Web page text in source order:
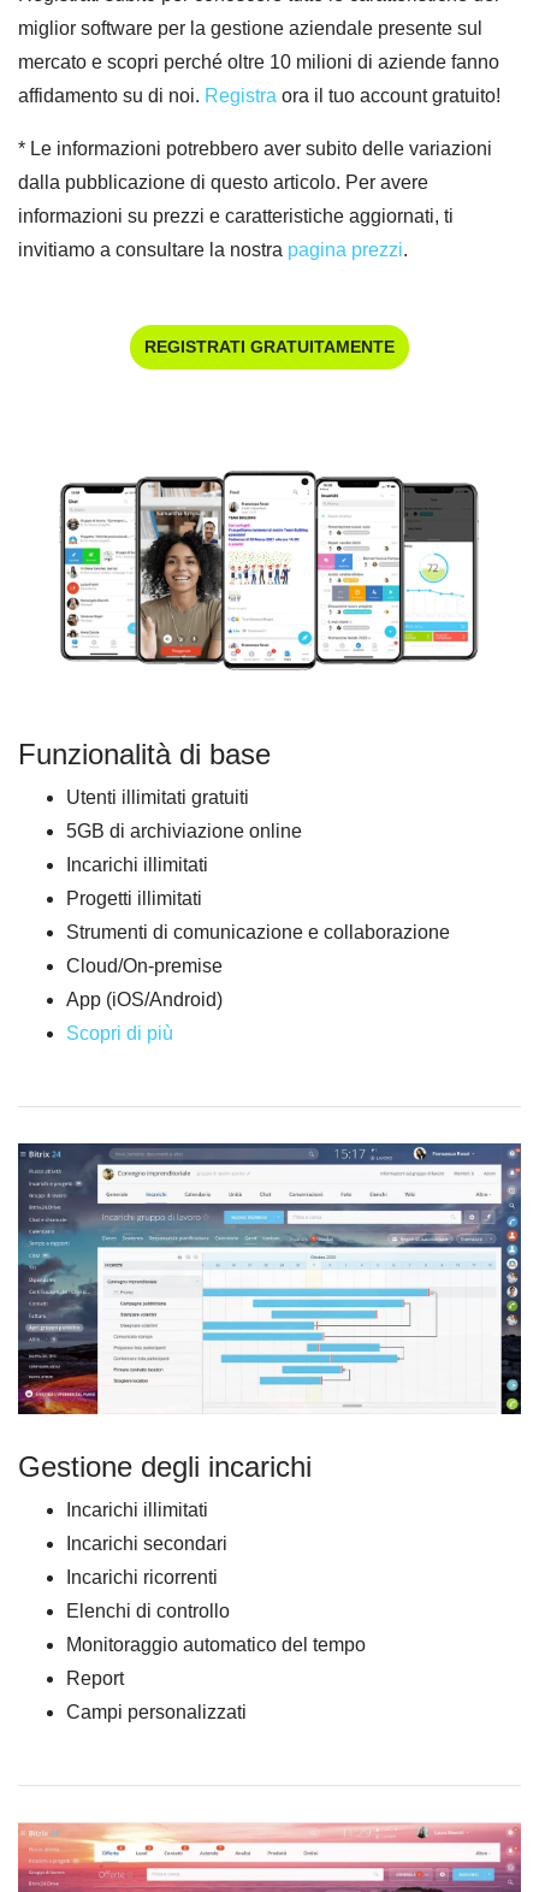
miglior software per la gestione aziendale presente sul
mercato e scopri perché oltre 10 milioni di aziende fanno
affidamento su di noi. Registra ora il tuo account gratuito!
* Le informazioni potrebbero aver subito delle variazioni
dalla pubblicazione di questo articolo. Per avere
informazioni su prezzi e caratteristiche aggiornati, ti
invitiamo a consultare la nostra pagina prezzi.
REGISTRATI GRATUITAMENTE
Funzionalità di base
Utenti illimitati gratuiti
5GB di archiviazione online
Incarichi illimitati
Progetti illimitati
Strumenti di comunicazione e collaborazione
Cloud/On-premise
App (iOS/Android)
Scopri di più
Gestione degli incarichi
Incarichi illimitati
Incarichi secondari
Incarichi ricorrenti
Elenchi di controllo
Monitoraggio automatico del tempo
Report
Campi personalizzati